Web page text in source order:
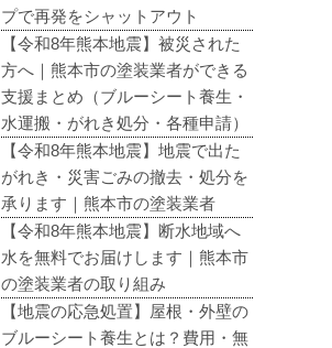
プで再発をシャットアウト
【令和8年熊本地震】被災された
方へ｜熊本市の塗装業者ができる
支援まとめ（ブルーシート養生・
水運搬・がれき処分・各種申請）
【令和8年熊本地震】地震で出た
がれき・災害ごみの撤去・処分を
承ります｜熊本市の塗装業者
【令和8年熊本地震】断水地域へ
水を無料でお届けします｜熊本市
の塗装業者の取り組み
【地震の応急処置】屋根・外壁の
ブルーシート養生とは？費用・無